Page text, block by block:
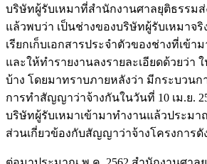
บริษัทผู้รับเหมาที่สำนักงานศาลยุติธรรม
แล้วพบว่า เป็นช่างของบริษัทผู้รับเหมาจริ
เรียกเก็บเอกสารประจำตัวของช่างที่เข้า
และให้ทำรายงานลงรายละเอียดด้วยว่า
บ้าง โดยมาทราบภายหลังว่า มีกระบวนก
การทำสัญญาว่าจ้างกันในวันที่ 10 เม.ย.
บริษัทผู้รับเหมาเข้ามาทำงานแล้วประมา
ส่วนเกี่ยวข้องกับสัญญาว่าจ้างโครงการดั